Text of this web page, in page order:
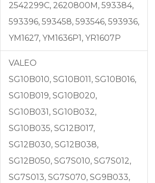
2542299C, 2620800M, 593384,
593396, 593458, 593546, 593936,
YM1627, YM1636P1, YR1607P
VALEO
SG10B010, SG10B011, SG10B016,
SG10B019, SG10B020,
SG10B031, SG10B032,
SG10B035, SG12B017,
SG12B030, SG12B038,
SG12B050, SG7S010, SG7S012,
SG7S013, SG7S070, SG9B033,